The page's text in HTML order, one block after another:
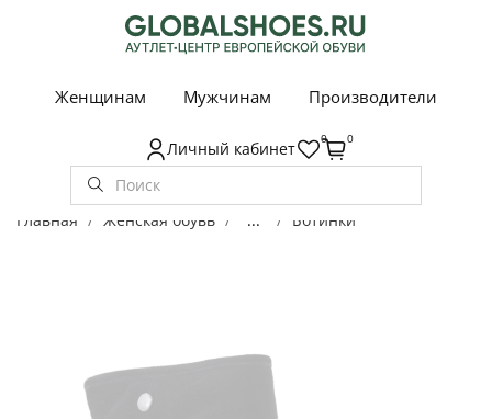
Женщинам Мужчинам Производители
Личный кабинет 0 0
Главная Женская обувь ... Ботинки